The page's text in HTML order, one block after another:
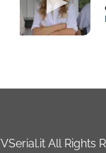
All Rights